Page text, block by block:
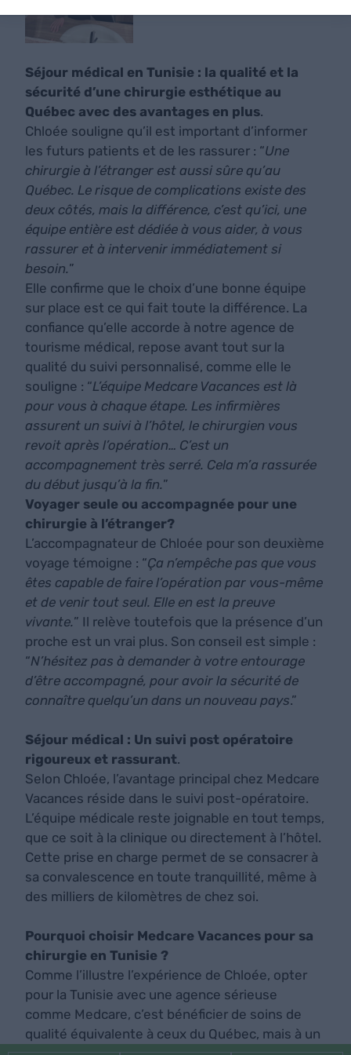
Séjour médical en Tunisie : la qualité et la
sécurité d’une chirurgie esthétique au
Québec avec des avantages en plus.
Chloée souligne qu’il est important d’informer
les futurs patients et de les rassurer : “Une
chirurgie à l’étranger est aussi sûre qu’au
Québec. Le risque de complications existe des
deux côtés, mais la différence, c’est qu’ici, une
équipe entière est dédiée à vous aider, à vous
rassurer et à intervenir immédiatement si
besoin.”
Elle confirme que le choix d’une bonne équipe
sur place est ce qui fait toute la différence. La
confiance qu’elle accorde à notre agence de
tourisme médical, repose avant tout sur la
qualité du suivi personnalisé, comme elle le
souligne : “L’équipe Medcare Vacances est là
pour vous à chaque étape. Les infirmières
assurent un suivi à l’hôtel, le chirurgien vous
revoit après l’opération… C’est un
accompagnement très serré. Cela m’a rassurée
du début jusqu’à la fin.”
Voyager seule ou accompagnée pour une
chirurgie à l’étranger?
L’accompagnateur de Chloée pour son deuxième
voyage témoigne : “Ça n’empêche pas que vous
êtes capable de faire l’opération par vous-même
et de venir tout seul. Elle en est la preuve
vivante.” Il relève toutefois que la présence d’un
proche est un vrai plus. Son conseil est simple :
“N’hésitez pas à demander à votre entourage
d’être accompagné, pour avoir la sécurité de
connaître quelqu’un dans un nouveau pays.”
Séjour médical : Un suivi post opératoire
rigoureux et rassurant.
Selon Chloée, l’avantage principal chez Medcare
Vacances réside dans le suivi post-opératoire.
L’équipe médicale reste joignable en tout temps,
que ce soit à la clinique ou directement à l’hôtel.
Cette prise en charge permet de se consacrer à
sa convalescence en toute tranquillité, même à
des milliers de kilomètres de chez soi.
Pourquoi choisir Medcare Vacances pour sa
chirurgie en Tunisie ?
Comme l’illustre l’expérience de Chloée, opter
pour la Tunisie avec une agence sérieuse
comme Medcare, c’est bénéficier de soins de
qualité équivalente à ceux du Québec, mais à un